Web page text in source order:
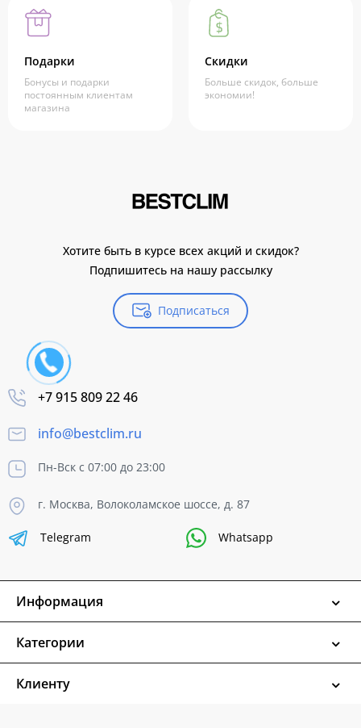
Подарки
Бонусы и подарки
постоянным клиентам
магазина
Скидки
Больше скидок, больше
экономии!
Хотите быть в курсе всех акций и скидок?
Подпишитесь на нашу рассылку
Подписаться
+7 915 809 22 46
info@bestclim.ru
Пн-Вск с 07:00 до 23:00
г. Москва, Волоколамское шоссе, д. 87
Telegram Whatsapp
Информация
Категории
Клиенту